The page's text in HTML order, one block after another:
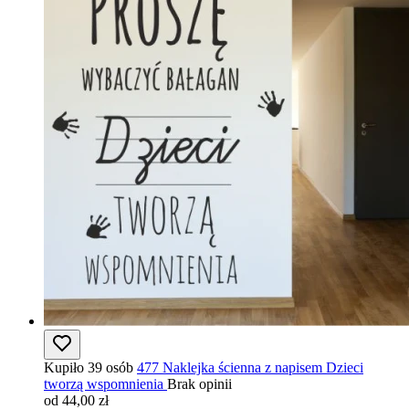
Kupiło 39 osób 477 Naklejka ścienna z napisem Dzieci
tworzą wspomnienia Brak opinii
od 44,00 zł